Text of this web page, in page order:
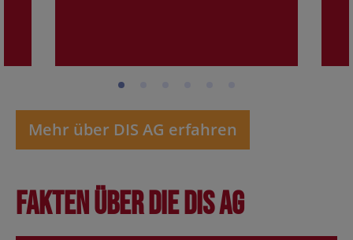
Mehr über DIS AG erfahren
Fakten über die DIS AG